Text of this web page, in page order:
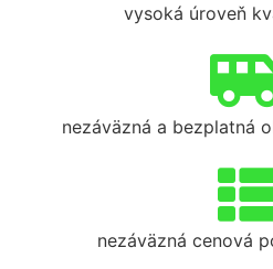
vysoká úroveň
nezáväzná a bezplatná
nezáväzná cenová